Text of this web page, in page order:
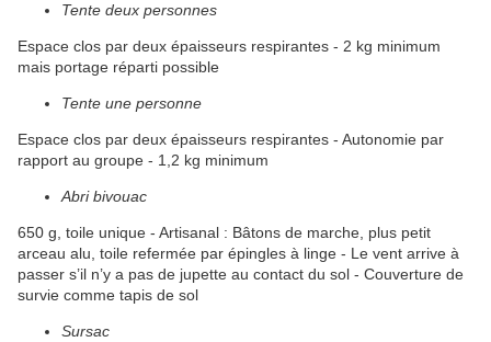
Tente deux personnes
Espace clos par deux épaisseurs respirantes - 2 kg minimum
mais portage réparti possible
Tente une personne
Espace clos par deux épaisseurs respirantes - Autonomie par
rapport au groupe - 1,2 kg minimum
Abri bivouac
650 g, toile unique - Artisanal : Bâtons de marche, plus petit
arceau alu, toile refermée par épingles à linge - Le vent arrive à
passer s’il n’y a pas de jupette au contact du sol - Couverture de
survie comme tapis de sol
Sursac